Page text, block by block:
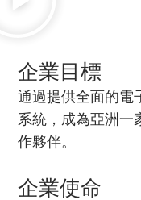
企業目標
通過提供全面的電
系統，成為亞洲一
作夥伴。
企業使命